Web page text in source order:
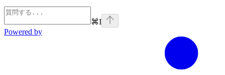
⌘I
Powered by